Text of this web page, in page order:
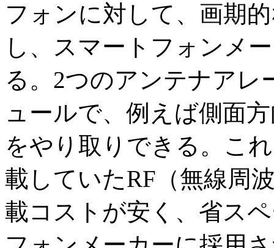
フォンに対して、画期
し、スマートフォンメ
る。2つのアンテナアレ
ュールで、例えば側面
をやり取りできる。こ
載していたRF（無線周
載コストが安く、省ス